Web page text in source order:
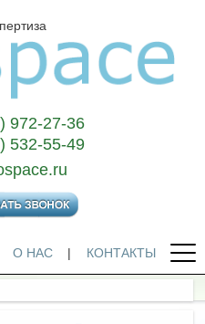
972-27-36
532-55-49
О НАС | КОНТАКТЫ